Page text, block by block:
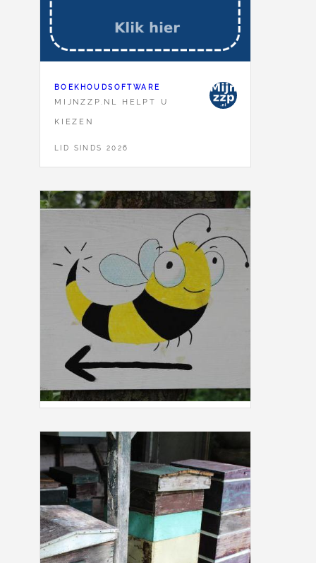
BOEKHOUDSOFTWARE
MIJNZZP.NL HELPT U
KIEZEN
LID SINDS 2026